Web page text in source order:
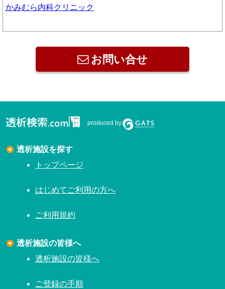
かみむら内科クリニック
お問い合せ
produced by
透析施設を探す
トップページ
はじめてご利用の方へ
ご利用規約
透析施設の皆様へ
透析施設の皆様へ
ご登録の手順